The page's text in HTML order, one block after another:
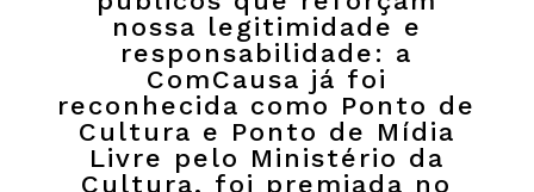
nossa legitimidade e
responsabilidade: a
ComCausa já foi
reconhecida como Ponto de
Cultura e Ponto de Mídia
Livre pelo Ministério da
Cultura, foi premiada no